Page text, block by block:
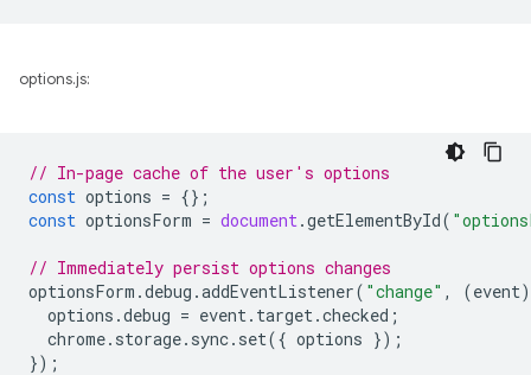
options.js:
// In-page cache of the user's options
const options = {};
const optionsForm = document.getElementById(
// Immediately persist options changes
optionsForm .debug .addEventListener( "change" , (event)
options .debug = event. target.checked ;
chrome. storage. sync. set({ options });
});